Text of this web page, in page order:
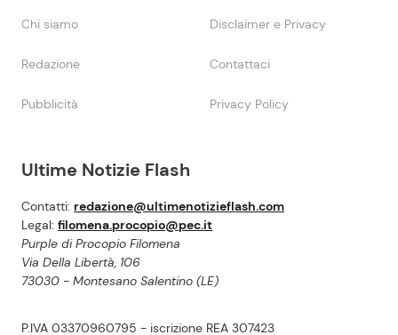
Ultime Notizie Flash
Contatti: redazione@ultimenotizieflash.com
Legal: filomena.procopio@pec.it
Purple di Procopio Filomena
Via Della Libertà, 106
73030 - Montesano Salentino (LE)
P.IVA 03370960795 - iscrizione REA 307423
Chi siamo Disclaimer e Privacy
Redazione Contattaci
Pubblicità Privacy Policy